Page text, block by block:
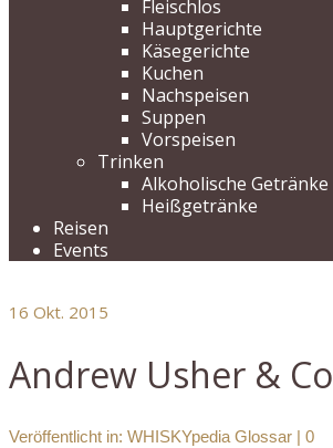
Fleischlos
Hauptgerichte
Käsegerichte
Kuchen
Nachspeisen
Suppen
Vorspeisen
Trinken
Alkoholische Getränke
Heißgetränke
Reisen
Events
16 Okt. 2015
Andrew Usher & Co
Veröffentlicht in: WHISKYpedia Glossar | 0